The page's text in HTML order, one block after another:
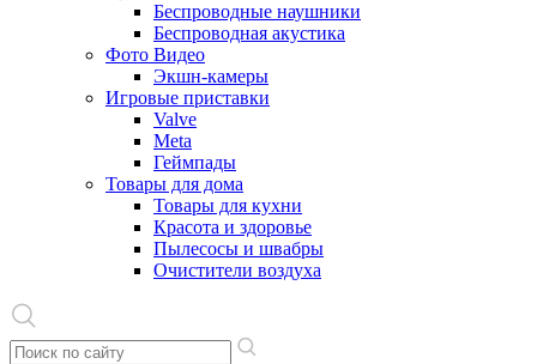
Беспроводные наушники
Беспроводная акустика
Фото Видео
Экшн-камеры
Игровые приставки
Valve
Meta
Геймпады
Товары для дома
Товары для кухни
Красота и здоровье
Пылесосы и швабры
Очистители воздуха